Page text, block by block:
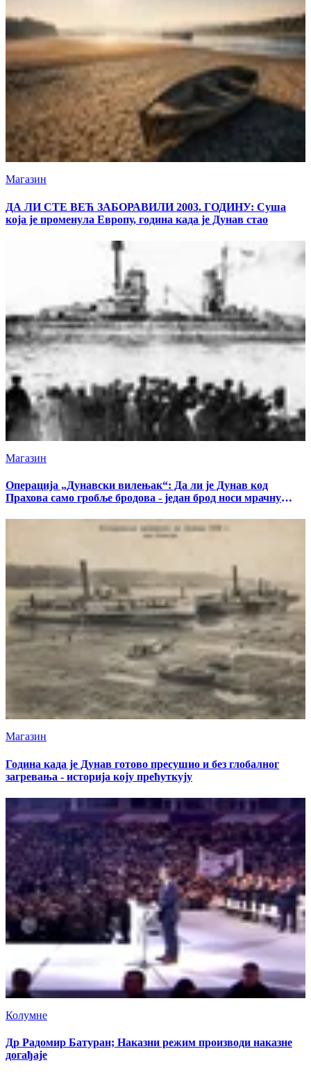
Магазин
ДА ЛИ СТЕ ВЕЋ ЗАБОРАВИЛИ 2003. ГОДИНУ: Суша
која је променула Европу, година када је Дунав стао
Магазин
Операција „Дунавски вилењак“: Да ли је Дунав код
Прахова само гробље бродова - један брод носи мрачну
Магазин
Година када је Дунав готово пресушио и без глобалног
загревања - историја коју прећуткују
Колумне
Др Радомир Батуран; Наказни режим производи наказне
догађаје